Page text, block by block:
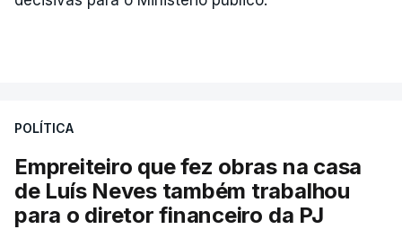
POLÍTICA
Empreiteiro que fez obras na casa
de Luís Neves também trabalhou
para o diretor financeiro da PJ